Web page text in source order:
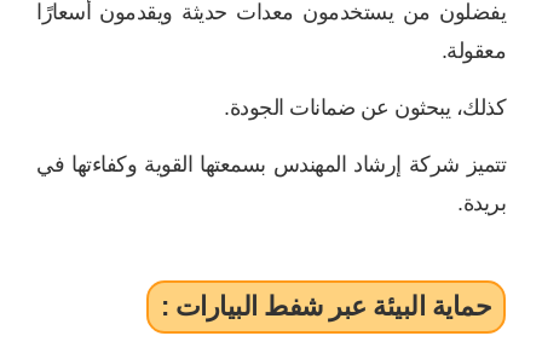
يفضلون من يستخدمون معدات حديثة ويقدمون أسعارًا
معقولة.
كذلك، يبحثون عن ضمانات الجودة.
تتميز شركة إرشاد المهندس بسمعتها القوية وكفاءتها في
بريدة.
حماية البيئة عبر شفط البيارات :